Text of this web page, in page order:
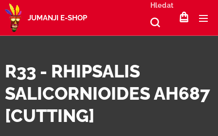
JUMANJI E-SHOP
Hledat
R33 - RHIPSALIS
SALICORNIOIDES AH687
[CUTTING]